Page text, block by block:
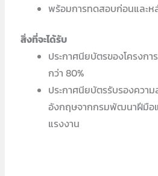
พร้อมการทดสอบก่อนและห
สิ่งที่จะได้รับ
ประกาศนียบัตรของโครงกา
กว่า 80%
ประกาศนียบัตรรับรองความ
อังกฤษจากกรมพัฒนาฝีมือแ
แรงงาน